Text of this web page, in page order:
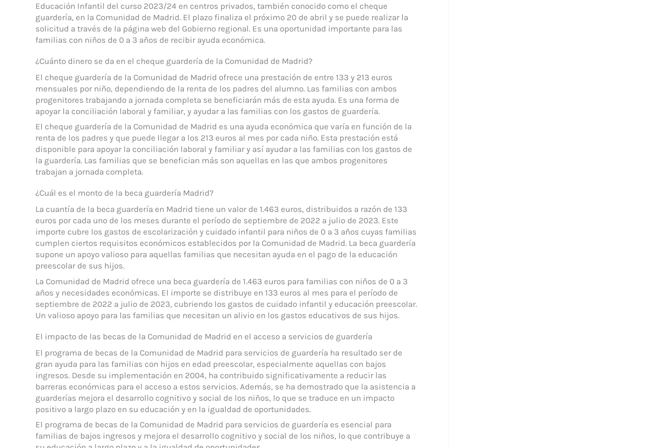
Educación Infantil del curso 2023/24 en centros privados, también conocido como el cheque
guardería, en la Comunidad de Madrid. El plazo finaliza el próximo 20 de abril y se puede realizar la
solicitud a través de la página web del Gobierno regional. Es una oportunidad importante para las
familias con niños de 0 a 3 años de recibir ayuda económica.
¿Cuánto dinero se da en el cheque guardería de la Comunidad de Madrid?
El cheque guardería de la Comunidad de Madrid ofrece una prestación de entre 133 y 213 euros
mensuales por niño, dependiendo de la renta de los padres del alumno. Las familias con ambos
progenitores trabajando a jornada completa se beneficiarán más de esta ayuda. Es una forma de
apoyar la conciliación laboral y familiar, y ayudar a las familias con los gastos de guardería.
El cheque guardería de la Comunidad de Madrid es una ayuda económica que varía en función de la
renta de los padres y que puede llegar a los 213 euros al mes por cada niño. Esta prestación está
disponible para apoyar la conciliación laboral y familiar y así ayudar a las familias con los gastos de
la guardería. Las familias que se benefician más son aquellas en las que ambos progenitores
trabajan a jornada completa.
¿Cuál es el monto de la beca guardería Madrid?
La cuantía de la beca guardería en Madrid tiene un valor de 1.463 euros, distribuidos a razón de 133
euros por cada uno de los meses durante el período de septiembre de 2022 a julio de 2023. Este
importe cubre los gastos de escolarización y cuidado infantil para niños de 0 a 3 años cuyas familias
cumplen ciertos requisitos económicos establecidos por la Comunidad de Madrid. La beca guardería
supone un apoyo valioso para aquellas familias que necesitan ayuda en el pago de la educación
preescolar de sus hijos.
La Comunidad de Madrid ofrece una beca guardería de 1.463 euros para familias con niños de 0 a 3
años y necesidades económicas. El importe se distribuye en 133 euros al mes para el período de
septiembre de 2022 a julio de 2023, cubriendo los gastos de cuidado infantil y educación preescolar.
Un valioso apoyo para las familias que necesitan un alivio en los gastos educativos de sus hijos.
El impacto de las becas de la Comunidad de Madrid en el acceso a servicios de guardería
El programa de becas de la Comunidad de Madrid para servicios de guardería ha resultado ser de
gran ayuda para las familias con hijos en edad preescolar, especialmente aquellas con bajos
ingresos. Desde su implementación en 2004, ha contribuido significativamente a reducir las
barreras económicas para el acceso a estos servicios. Además, se ha demostrado que la asistencia a
guarderías mejora el desarrollo cognitivo y social de los niños, lo que se traduce en un impacto
positivo a largo plazo en su educación y en la igualdad de oportunidades.
El programa de becas de la Comunidad de Madrid para servicios de guardería es esencial para
familias de bajos ingresos y mejora el desarrollo cognitivo y social de los niños, lo que contribuye a